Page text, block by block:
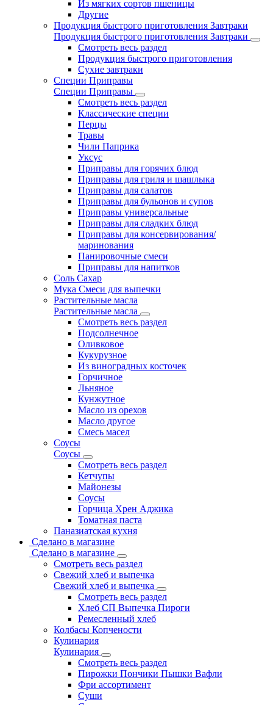
Из мягких сортов пшеницы
Другие
Продукция быстрого приготовления Завтраки
Продукция быстрого приготовления Завтраки
Смотреть весь раздел
Продукция быстрого приготовления
Сухие завтраки
Специи Приправы
Специи Приправы
Смотреть весь раздел
Классические специи
Перцы
Травы
Чили Паприка
Уксус
Приправы для горячих блюд
Приправы для гриля и шашлыка
Приправы для салатов
Приправы для бульонов и супов
Приправы универсальные
Приправы для сладких блюд
Приправы для консервирования/
маринования
Панировочные смеси
Приправы для напитков
Соль Сахар
Мука Смеси для выпечки
Растительные масла
Растительные масла
Смотреть весь раздел
Подсолнечное
Оливковое
Кукурузное
Из виноградных косточек
Горчичное
Льняное
Кунжутное
Масло из орехов
Масло другое
Смесь масел
Соусы
Соусы
Смотреть весь раздел
Кетчупы
Майонезы
Соусы
Горчица Хрен Аджика
Томатная паста
Паназиатская кухня
Сделано в магазине
Сделано в магазине
Смотреть весь раздел
Свежий хлеб и выпечка
Свежий хлеб и выпечка
Смотреть весь раздел
Хлеб СП Выпечка Пироги
Ремесленный хлеб
Колбасы Копчености
Кулинария
Кулинария
Смотреть весь раздел
Пирожки Пончики Пышки Вафли
Фри ассортимент
Суши